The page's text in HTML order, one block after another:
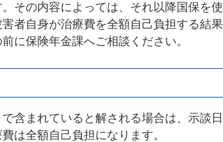
その内容によっては、それ以降国保を
者自身が治療費を全額自己負担する結
に保険年金課へご相談ください。
含まれていると解される場合は、示談
は全額自己負担になります。